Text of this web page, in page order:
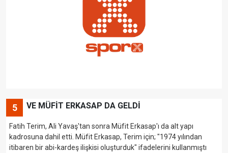
5 VE MÜFİT ERKASAP DA GELDİ
Fatih Terim, Ali Yavaş'tan sonra Müfit Erkasap'ı da alt yapı
kadrosuna dahil etti. Müfit Erkasap, Terim için; "1974 yılından
itibaren bir abi-kardeş ilişkisi oluşturduk" ifadelerini kullanmıştı